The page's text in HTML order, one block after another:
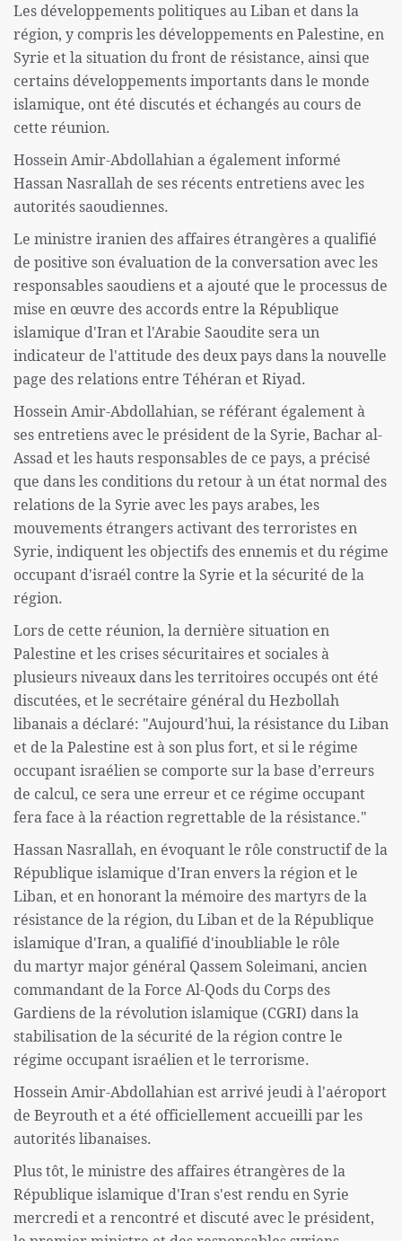
Les développements politiques au Liban et dans la
région, y compris les développements en Palestine, en
Syrie et la situation du front de résistance, ainsi que
certains développements importants dans le monde
islamique, ont été discutés et échangés au cours de
cette réunion.
Hossein Amir-Abdollahian a également informé
Hassan Nasrallah de ses récents entretiens avec les
autorités saoudiennes.
Le ministre iranien des affaires étrangères a qualifié
de positive son évaluation de la conversation avec les
responsables saoudiens et a ajouté que le processus de
mise en œuvre des accords entre la République
islamique d'Iran et l'Arabie Saoudite sera un
indicateur de l'attitude des deux pays dans la nouvelle
page des relations entre Téhéran et Riyad.
Hossein Amir-Abdollahian, se référant également à
ses entretiens avec le président de la Syrie, Bachar al-
Assad et les hauts responsables de ce pays, a précisé
que dans les conditions du retour à un état normal des
relations de la Syrie avec les pays arabes, les
mouvements étrangers activant des terroristes en
Syrie, indiquent les objectifs des ennemis et du régime
occupant d'israél contre la Syrie et la sécurité de la
région.
Lors de cette réunion, la dernière situation en
Palestine et les crises sécuritaires et sociales à
plusieurs niveaux dans les territoires occupés ont été
discutées, et le secrétaire général du Hezbollah
libanais a déclaré: "Aujourd'hui, la résistance du Liban
et de la Palestine est à son plus fort, et si le régime
occupant israélien se comporte sur la base d’erreurs
de calcul, ce sera une erreur et ce régime occupant
fera face à la réaction regrettable de la résistance."
Hassan Nasrallah, en évoquant le rôle constructif de la
République islamique d'Iran envers la région et le
Liban, et en honorant la mémoire des martyrs de la
résistance de la région, du Liban et de la République
islamique d'Iran, a qualifié d'inoubliable le rôle
du martyr major général Qassem Soleimani, ancien
commandant de la Force Al-Qods du Corps des
Gardiens de la révolution islamique (CGRI) dans la
stabilisation de la sécurité de la région contre le
régime occupant israélien et le terrorisme.
Hossein Amir-Abdollahian est arrivé jeudi à l'aéroport
de Beyrouth et a été officiellement accueilli par les
autorités libanaises.
Plus tôt, le ministre des affaires étrangères de la
République islamique d'Iran s'est rendu en Syrie
mercredi et a rencontré et discuté avec le président,